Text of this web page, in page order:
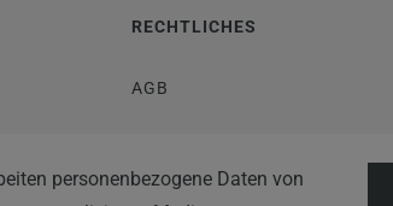
RECHTLICHES
AGB
personenbezogene Daten von